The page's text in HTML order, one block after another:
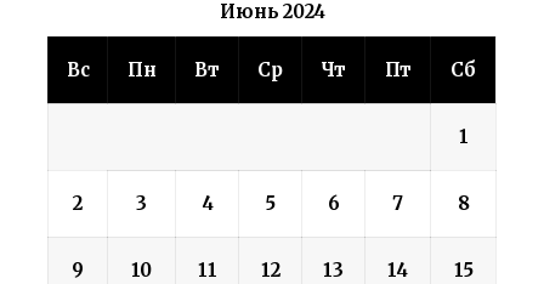
Июнь 2024
Вс Пн Вт Ср Чт Пт Сб
1
2 3 4 5 6 7 8
9 10 11 12 13 14 15